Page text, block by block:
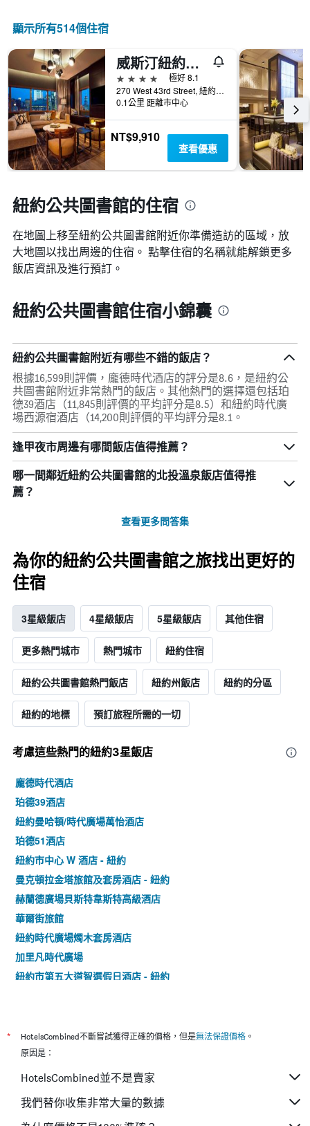
顯示所有514​個住宿
威斯汀紐約時報廣場酒店 - 紐約
4星級
極好 8.1
270 West 43rd Street, 紐約, NY, 美國
0.1公里 距離市中心
NT$9,910
查看優惠
紐約公共圖書館的住宿
在地圖上移至紐約公共圖書館​​附近你準備造訪的區域，放
大地圖以找出周邊的住宿。 點擊住宿的名稱就能解鎖更多
飯店資訊及進行預訂。
紐約公共圖書館住宿小錦囊
紐約公共圖書館附近有哪些不錯的飯店？
根據16,599則評價，龐德時代酒店的評分是8.6，是紐約公
共圖書館附近非常熱門的飯店。其他熱門的選擇還包括珀
德39酒店（11,845則評價的平均評分是8.5）和紐約時代廣
場西源宿酒店（14,200則評價的平均評分是8.1。
逢甲夜市周邊有哪間飯店值得推薦？
哪一間鄰近紐約公共圖書館的北投溫泉飯店值得推
薦？
查看更多問答集
為你的紐約公共圖書館之旅找出更好的
住宿
3星級飯店 4星級飯店 5星級飯店 其他住宿
更多熱門城市 熱門城市 紐約住宿
紐約公共圖書館熱門飯店 紐約州飯店 紐約的分區
紐約的地標 預訂旅程所需的一切
考慮這些熱門的紐約3星​飯店
龐德時代酒店
珀德39酒店
紐約曼哈頓/時代廣場萬怡酒店
珀德51酒店
紐約市中心 W 酒店 - 紐約
曼克頓拉金塔旅館及套房酒店 - 紐約
赫蘭德廣場貝斯特韋斯特高級酒店
華爾街旅館
紐約時代廣場燭木套房酒店
加里凡時代廣場
紐約市第五大道智選假日酒店 - 紐約
紐約市金融中心/曼哈頓市區希爾頓花園酒店
鳳梨居住藝術飯店
紐約希爾頓花園酒店/中央公園南-中城西 - 紐約
紐約時代廣場西源宿酒店
* HotelsCombined不斷嘗試獲得正確的價格，但是無法保證價格 。
原因是：
HotelsCombined並不是賣家
我們替你收集非常大量的數據